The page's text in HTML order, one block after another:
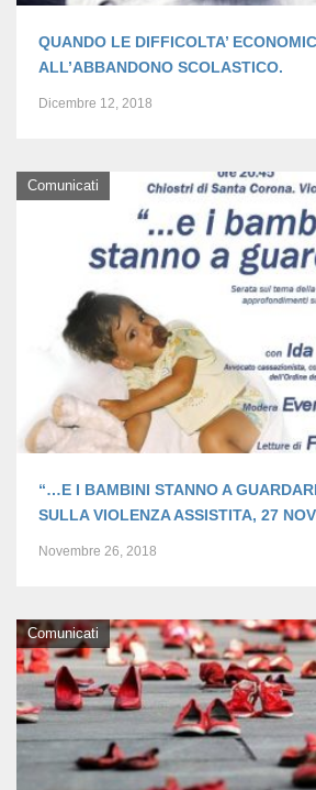
QUANDO LE DIFFICOLTA’
ALL’ABBANDONO SCOLASTICO.
Dicembre 12, 2018
Comunicati
“…E I BAMBINI STANNO A
SULLA VIOLENZA ASSISTITA, 27
Novembre 26, 2018
Comunicati